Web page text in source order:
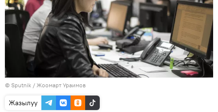
© Sputnik / Жоомарт Ураимов
Жазылуу